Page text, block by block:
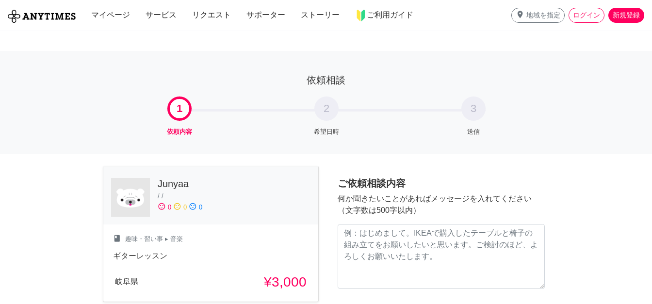
マイページ サービス リクエスト サポーター ストーリー ご利用ガイド place 地域を指定 ログイン 新規登録
全て 修理・組立 家事 引っ越し インテリア 趣味・習い事 ペット 料理
依頼相談
1
依頼内容
2
希望日時
3
送信
Junyaa
/ /
sentiment_satisfied 0 sentiment_neutral 0 sentiment_dissatisfied 0
class 趣味・習い事 ▸ 音楽
ギターレッスン
岐阜県 ¥3,000
ご依頼相談内容
何か聞きたいことがあればメッセージを入れてください
（文字数は500字以内）